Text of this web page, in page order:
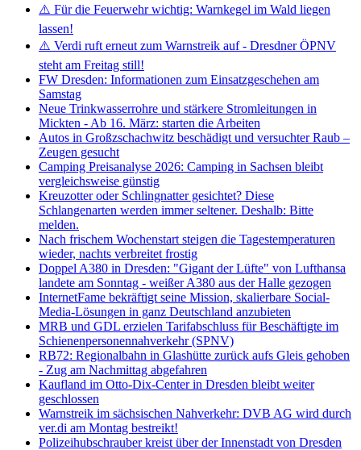
⚠️ Für die Feuerwehr wichtig: Warnkegel im Wald liegen
lassen!
⚠️ Verdi ruft erneut zum Warnstreik auf - Dresdner ÖPNV
steht am Freitag still!
FW Dresden: Informationen zum Einsatzgeschehen am
Samstag
Neue Trinkwasserrohre und stärkere Stromleitungen in
Mickten - Ab 16. März: starten die Arbeiten
Autos in Großzschachwitz beschädigt und versuchter Raub –
Zeugen gesucht
Camping Preisanalyse 2026: Camping in Sachsen bleibt
vergleichsweise günstig
Kreuzotter oder Schlingnatter gesichtet? Diese
Schlangenarten werden immer seltener. Deshalb: Bitte
melden.
Nach frischem Wochenstart steigen die Tagestemperaturen
wieder, nachts verbreitet frostig
Doppel A380 in Dresden: "Gigant der Lüfte" von Lufthansa
landete am Sonntag - weißer A380 aus der Halle gezogen
InternetFame bekräftigt seine Mission, skalierbare Social-
Media-Lösungen in ganz Deutschland anzubieten
MRB und GDL erzielen Tarifabschluss für Beschäftigte im
Schienenpersonennahverkehr (SPNV)
RB72: Regionalbahn in Glashütte zurück aufs Gleis gehoben
- Zug am Nachmittag abgefahren
Kaufland im Otto-Dix-Center in Dresden bleibt weiter
geschlossen
Warnstreik im sächsischen Nahverkehr: DVB AG wird durch
ver.di am Montag bestreikt!
Polizeihubschrauber kreist über der Innenstadt von Dresden